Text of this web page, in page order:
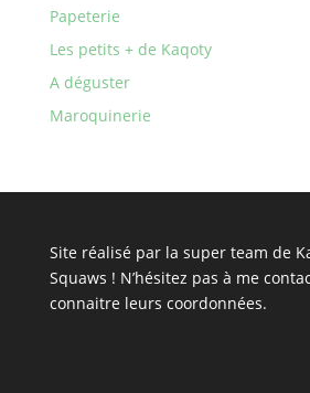
Papeterie
Les petits + de Kaqoty
A déguster
Maroquinerie
Site réalisé par la super team de
Squaws ! N’hésitez pas à me
connaitre leurs coordonnées.